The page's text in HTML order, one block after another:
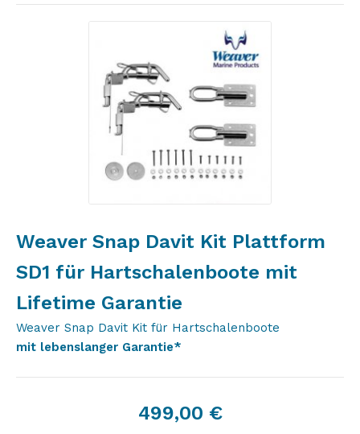
Weaver Snap Davit Kit Plattform
SD1 für Hartschalenboote mit
Lifetime Garantie
Weaver Snap Davit Kit für Hartschalenboote
mit lebenslanger Garantie*
499,00 €